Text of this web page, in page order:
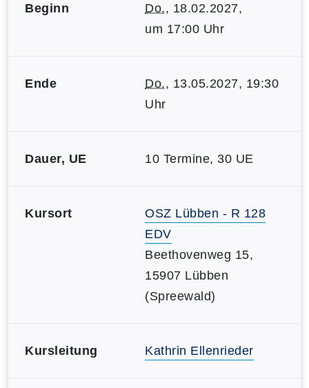
Beginn Do., 18.02.2027,
um 17:00 Uhr
Ende Do., 13.05.2027, 19:30
Uhr
Dauer, UE 10 Termine, 30 UE
Kursort
OSZ Lübben - R 128
EDV
Beethovenweg 15,
15907 Lübben
(Spreewald)
Kursleitung Kathrin Ellenrieder